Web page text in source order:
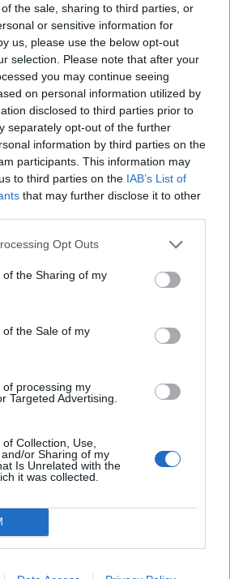
the sale, sharing to third parties, or
or sensitive information for
us, please use the below opt-out
selection. Please note that after your
you may continue seeing
on personal information utilized by
disclosed to third parties prior to
separately opt-out of the further
information by third parties on the
participants. This information may
to third parties on the IAB’s List of
that may further disclose it to other
Opt Outs
the Sharing of my
the Sale of my
processing my
Targeted Advertising.
Collection, Use,
or Sharing of my
Is Unrelated with the
it was collected.
– KIANNA
– Stella Kay
To Me – Victoria Anastasia
On Fire – BASILICA
Moon – good job Nicky
KOZA MOSTRA
– leroybroughtflowers
Ηρακλειώτης Μιχάλης
ετοιμάζεται για Άγιο
οι αριθμοί που κερδίζουν
ευρώ
Cretalive στο
στοFacebook
στο κανάλι μας στοYouTube